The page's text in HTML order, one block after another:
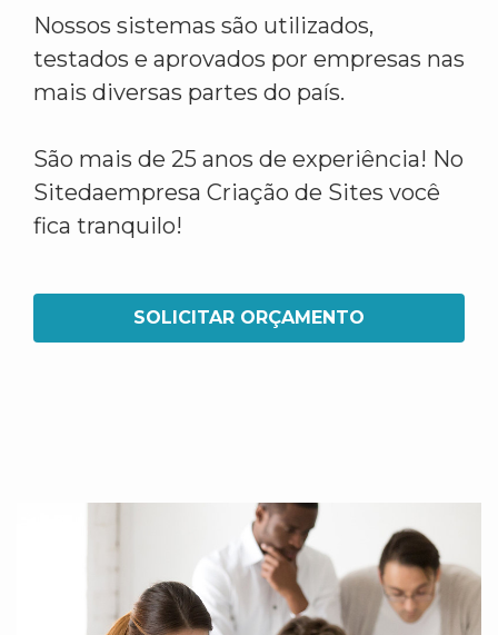
Nossos sistemas são utilizados,
testados e aprovados por empresas nas
mais diversas partes do país.
São mais de 25 anos de experiência! No
Sitedaempresa Criação de Sites você
fica tranquilo!
SOLICITAR ORÇAMENTO